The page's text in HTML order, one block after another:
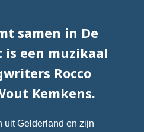
samen in De
is een muzikaal
Rocco
Kemkens.
uit Gelderland en zijn